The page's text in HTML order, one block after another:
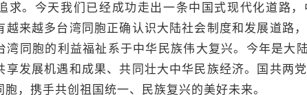
求。今天我们已经成功走出一条中国式现代化道路
越来越多台湾同胞正确认识大陆社会制度和发展道路
湾同胞的利益福祉系于中华民族伟大复兴。今年是大
享发展机遇和成果、共同壮大中华民族经济。国共两
，携手共创祖国统一、民族复兴的美好未来。